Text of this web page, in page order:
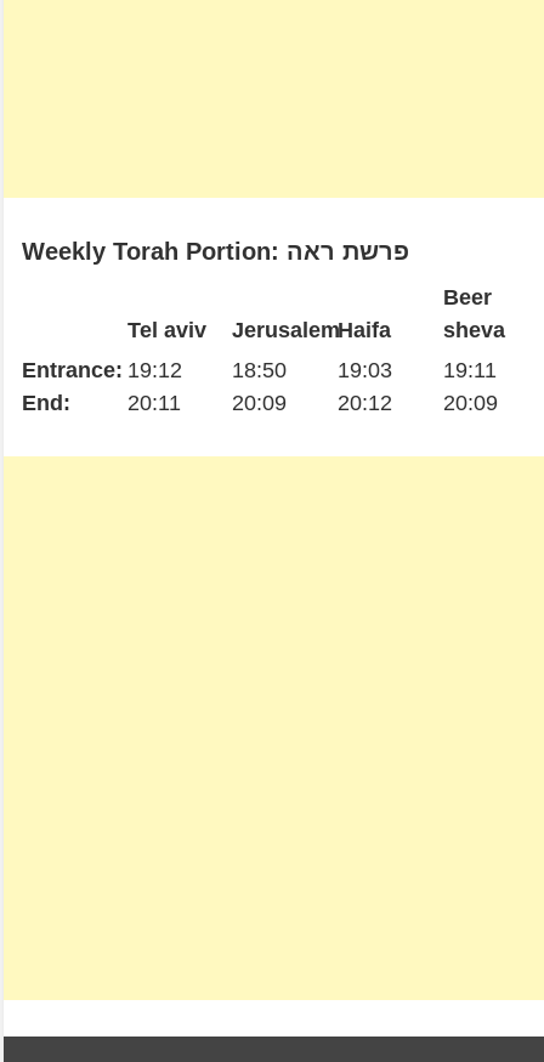
Weekly Torah Portion: פרשת ראה
Entrance:
End:
Tel aviv
19:12
20:11
Jerusalem
18:50
20:09
Haifa
19:03
20:12
Beer
sheva
19:11
20:09